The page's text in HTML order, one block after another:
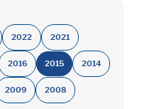
2022 2021
2016 2015 2014
2009 2008